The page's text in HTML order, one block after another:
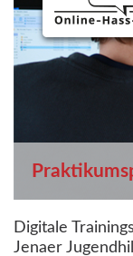
Digitale
Jenaer